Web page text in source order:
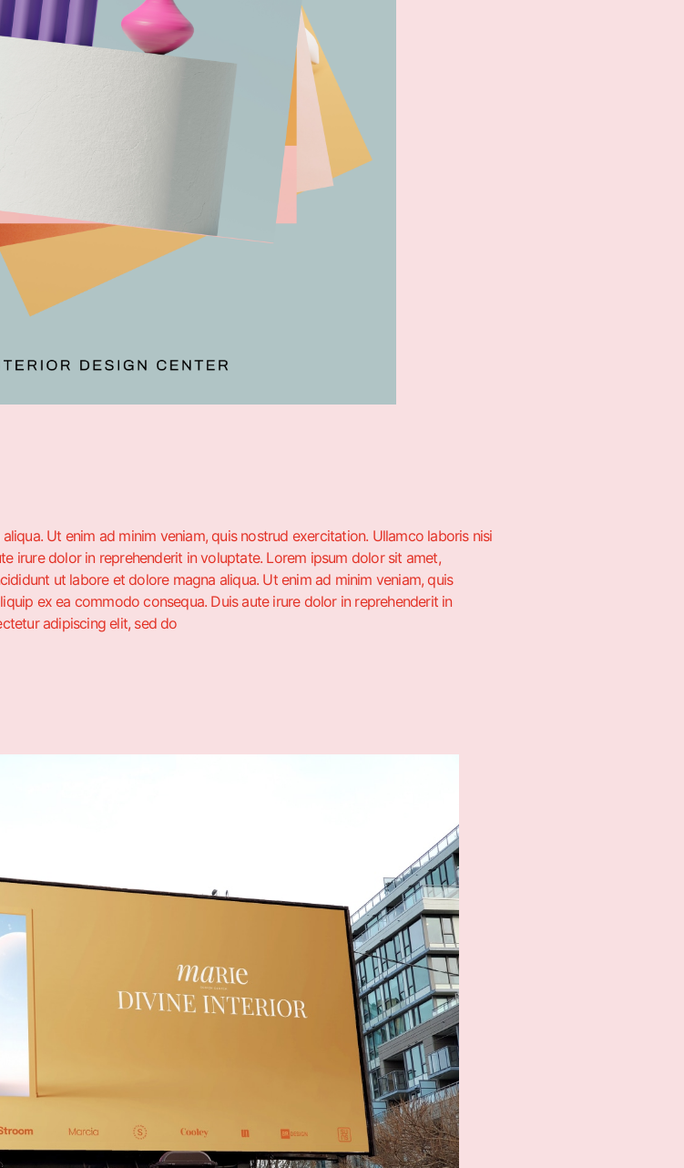
Ut enim ad minim veniam, quis nostrud exercitation. Ullamco laboris nisi
irure dolor in reprehenderit in voluptate. Lorem ipsum dolor sit amet,
ut labore et dolore magna aliqua. Ut enim ad minim veniam, quis
ex ea commodo consequa. Duis aute irure dolor in reprehenderit in
adipiscing elit, sed do